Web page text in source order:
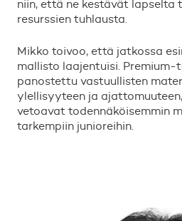
niin, että ne kestävät lapselta
resurssien tuhlausta.
Mikko toivoo, että jatkossa
mallisto laajentuisi. Premium-
panostettu vastuullisten
ylellisyyteen ja
vetoavat todennäköisemmin
tarkempiin junioreihin.